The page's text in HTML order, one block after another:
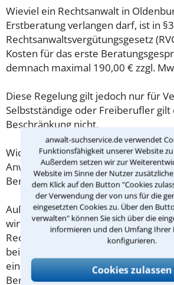
anwalt-suchservice.de verwendet
Funktionsfähigkeit unserer Website
Außerdem setzen wir zur
Website im Sinne der Nutzer
dem Klick auf den Button "Cookies
der Verwendung der von uns für die
eingesetzten Cookies zu. Über den
verwalten" können Sie sich über die
informieren und den Umfang Ihrer
konfigurieren.
Cookies zulassen
Wieviel ein Rechtsanwalt in
Erstberatung verlangen darf, ist in
Rechtsanwaltsvergütungsgesetz
Kosten für das erste
demnach maximal 190,00 € zzgl.
Diese Regelung gilt jedoch nur für
Selbstständige oder Freiberufler gilt
Beschränkung nicht.
Wichtig daher: Klären Sie die
Anwalt aus Oldenburg schon zu
Beratung.
Außerdem gut zu wissen: Gemäß §
wird die Beratungsgebühr auf
Rechtsanwalts angerechnet. Sollte
beispielsweise aufgrund des
einem Prozess kommen, so kann
Beratungsgebühr nicht mehr